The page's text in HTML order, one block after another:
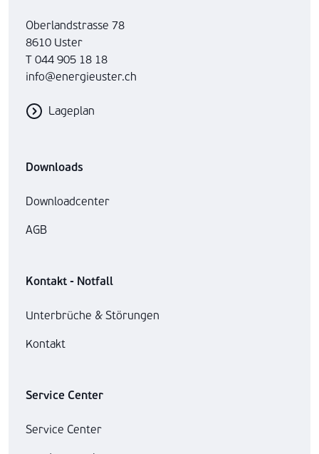
Oberlandstrasse 78
8610 Uster
T 044 905 18 18
info@energieuster.ch
Lageplan
Downloads
Downloadcenter
AGB
Kontakt - Notfall
Unterbrüche & Störungen
Kontakt
Service Center
Service Center